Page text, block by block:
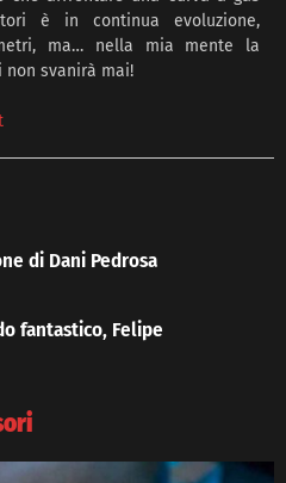
è in continua evoluzione,
ma… nella mia mente la
non svanirà mai!
di Dani Pedrosa
fantastico, Felipe